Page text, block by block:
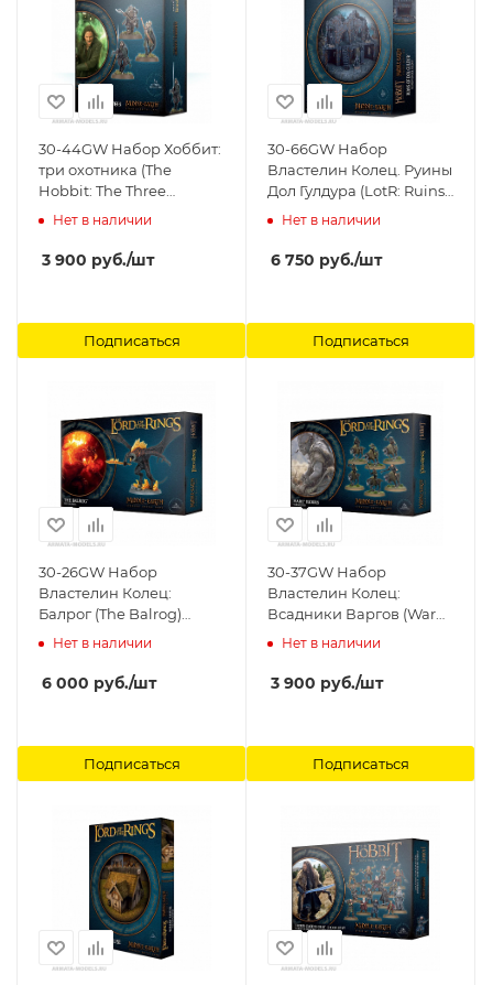
30-44GW Набор Хоббит:
три охотника (The
Hobbit: The Three
Hunters) Games
Нет в наличии
3 900 руб./шт
Подписаться
30-66GW Набор
Властелин Колец. Руины
Дол Гулдура (LotR: Ruins
of Dol Guldur) Games
Нет в наличии
6 750 руб./шт
Подписаться
30-26GW Набор
Властелин Колец:
Балрог (The Balrog)
Games Workshop
Нет в наличии
6 000 руб./шт
Подписаться
30-37GW Набор
Властелин Колец:
Всадники Варгов (Warg
Riders) Games Workshop
Нет в наличии
3 900 руб./шт
Подписаться